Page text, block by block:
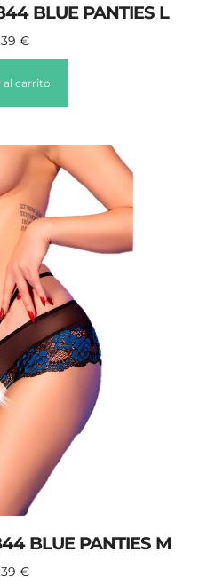
BLUE PANTIES L
€
al carrito
BLUE PANTIES M
€